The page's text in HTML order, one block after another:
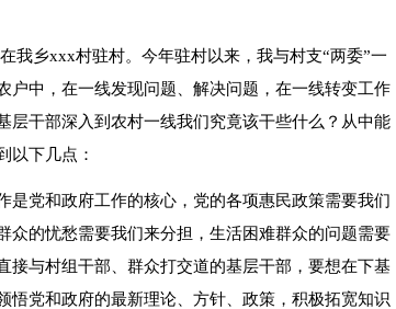
我乡xxx村驻村。今年驻村以来，我与村支“两委”一
中，在一线发现问题、解决问题，在一线转变工作
干部深入到农村一线我们究竟该干些什么？从中能
以下几点：
党和政府工作的核心，党的各项惠民政策需要我们
的忧愁需要我们来分担，生活困难群众的问题需要
与村组干部、群众打交道的基层干部，要想在下基
悟党和政府的最新理论、方针、政策，积极拓宽知识